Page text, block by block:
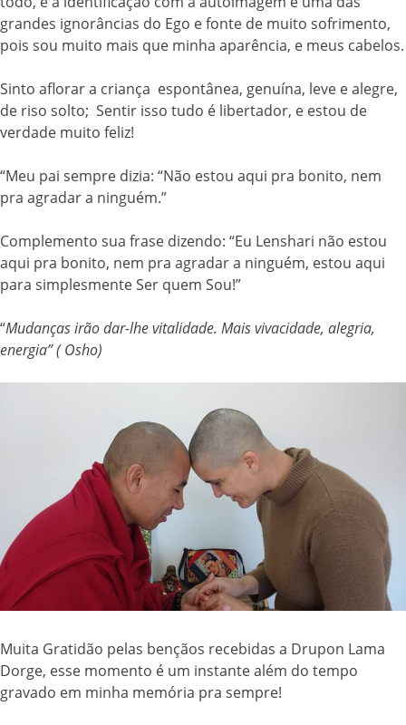
grandes ignorâncias do Ego e fonte de muito sofrimento,
pois sou muito mais que minha aparência, e meus cabelos.
Sinto aflorar a criança espontânea, genuína, leve e alegre,
de riso solto; Sentir isso tudo é libertador, e estou de
verdade muito feliz!
“Meu pai sempre dizia: “Não estou aqui pra bonito, nem
pra agradar a ninguém.”
Complemento sua frase dizendo: “Eu Lenshari não estou
aqui pra bonito, nem pra agradar a ninguém, estou aqui
para simplesmente Ser quem Sou!”
“Mudanças irão dar-lhe vitalidade. Mais vivacidade, alegria,
energia” ( Osho)
Muita Gratidão pelas bençãos recebidas a Drupon Lama
Dorge, esse momento é um instante além do tempo
gravado em minha memória pra sempre!